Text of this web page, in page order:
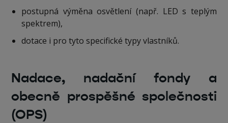
postupná výměna osvětlení (např. LED s teplým
spektrem),
dotace i pro tyto specifické typy vlastníků.
Nadace, nadační fondy a
obecně prospěšné společnosti
(OPS)